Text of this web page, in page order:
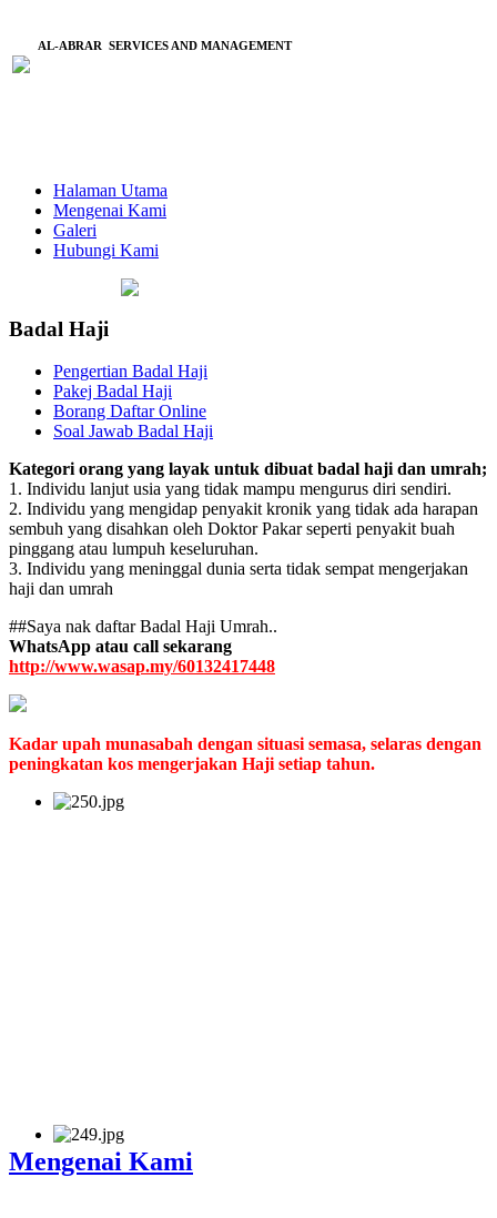
AL-ABRAR SERVICES AND MANAGEMENT
Halaman Utama
Mengenai Kami
Galeri
Hubungi Kami
Badal Haji
Pengertian Badal Haji
Pakej Badal Haji
Borang Daftar Online
Soal Jawab Badal Haji
Kategori orang yang layak untuk dibuat badal haji dan umrah;
1. Individu lanjut usia yang tidak mampu mengurus diri sendiri.
2. Individu yang mengidap penyakit kronik yang tidak ada harapan
sembuh yang disahkan oleh Doktor Pakar seperti penyakit buah
pinggang atau lumpuh keseluruhan.
3. Individu yang meninggal dunia serta tidak sempat mengerjakan
haji dan umrah
##Saya nak daftar Badal Haji Umrah..
WhatsApp atau call sekarang
http://www.wasap.my/60132417448
Kadar upah munasabah dengan situasi semasa, selaras dengan
peningkatan kos mengerjakan Haji setiap tahun.
Mengenai Kami